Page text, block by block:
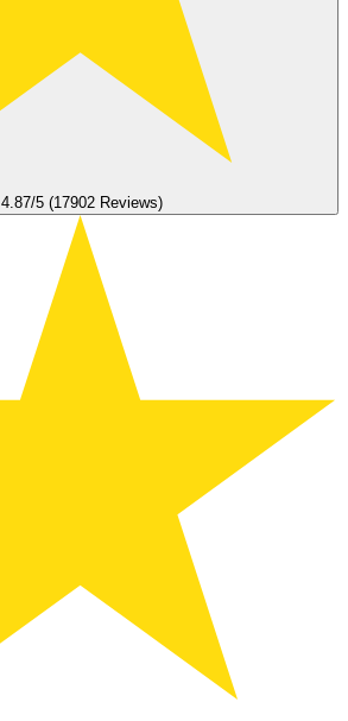
4.87/5 (17902 Reviews)